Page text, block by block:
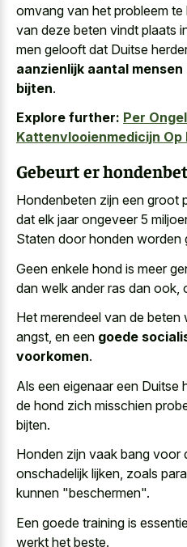
omvang van het probleem te
van deze beten vindt plaats
men gelooft dat Duitse
aanzienlijk aantal
bijten.
Explore further: Per
Kattenvlooienmedicijn Op
Gebeurt er
Hondenbeten zijn een groot
dat elk jaar ongeveer 5
Staten door honden worden
Geen enkele hond is meer
dan welk ander ras dan ook,
Het merendeel van de
angst, en een goede
voorkomen.
Als een eigenaar een Duitse
de hond zich misschien
bijten.
Honden zijn vaak bang voor
onschadelijk lijken, zoals
kunnen "beschermen".
Een goede training is
werkt het beste.